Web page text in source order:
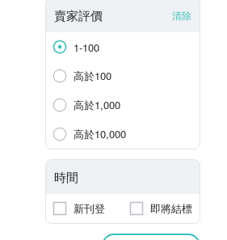
賣家評價 清除
1-100
高於100
高於1,000
高於10,000
時間
新刊登 即將結標